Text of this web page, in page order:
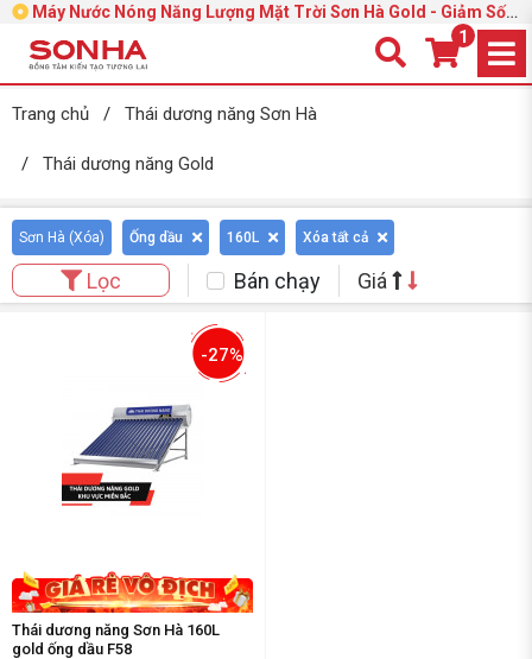
Máy Nước Nóng Năng Lượng Mặt Trời Sơn Hà Gold - Giảm Sốc
1
Trang chủ / Thái dương năng Sơn Hà
/ Thái dương năng Gold
Sơn Hà (Xóa) Ống dầu 160L Xóa tất cả
Lọc Bán chạy Giá
-27%
Thái dương năng Sơn Hà 160L
gold ống dầu F58